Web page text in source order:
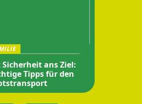
ans Ziel:
Tipps für den